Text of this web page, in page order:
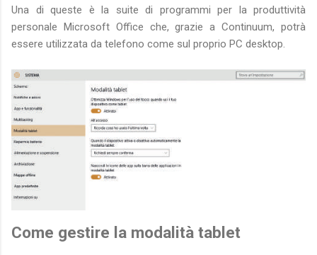
Una di queste è la suite di programmi per la produttività
personale Microsoft Office che, grazie a Continuum, potrà
essere utilizzata da telefono come sul proprio PC desktop.
Come gestire la modalità tablet